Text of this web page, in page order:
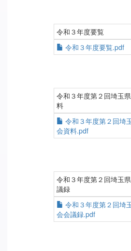
令和３年度要覧
令和３年度要覧.pdf
令和３年度第２回埼玉
料
令和３年度第２回埼
会資料.pdf
令和３年度第２回埼玉
議録
令和３年度第２回埼
会会議録.pdf